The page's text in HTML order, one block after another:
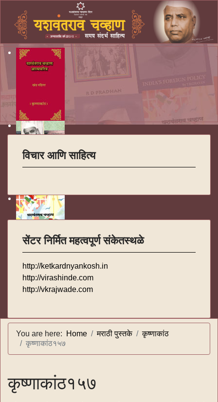
विचार आणि साहित्य
सेंटर निर्मित महत्वपूर्ण संकेतस्थळे
http://ketkardnyankosh.in
http://virashinde.com
http://vkrajwade.com
You are here: Home मराठी पुस्तके
कृष्णाकांठ
कृष्णाकांठ१५७
कृष्णाकांठ१५७